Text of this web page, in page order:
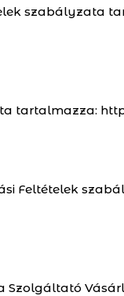
szabályzata
tartalmazza:
Feltételek
Szolgáltató